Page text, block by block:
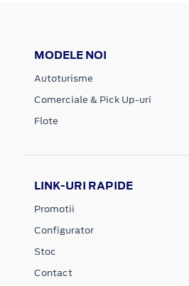
MODELE NOI
Autoturisme
Comerciale & Pick Up-uri
Flote
LINK-URI RAPIDE
Promotii
Configurator
Stoc
Contact